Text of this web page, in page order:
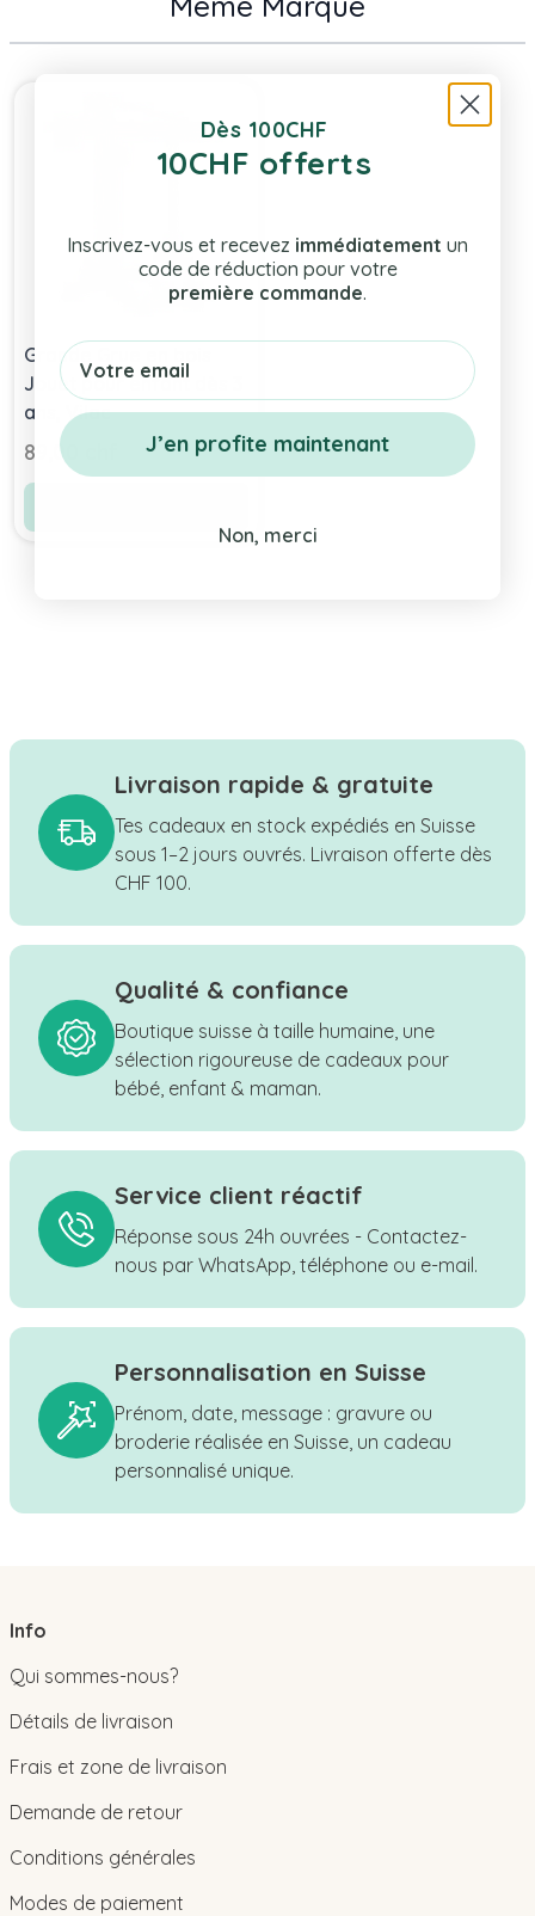
Grande Grue en bois
Jouet pour enfant dès 3
ans, Vilac
89,00 chf
Livraison rapide & gratuite
Tes cadeaux en stock expédiés en Suisse
sous 1–2 jours ouvrés. Livraison offerte dès
CHF 100.
Qualité & confiance
Boutique suisse à taille humaine, une
sélection rigoureuse de cadeaux pour
bébé, enfant & maman.
Service client réactif
Réponse sous 24h ouvrées - Contactez-
nous par WhatsApp, téléphone ou e-mail.
Personnalisation en Suisse
Prénom, date, message : gravure ou
broderie réalisée en Suisse, un cadeau
personnalisé unique.
Info
Qui sommes-nous?
Détails de livraison
Frais et zone de livraison
Demande de retour
Conditions générales
Modes de paiement
Dès 100CHF
10CHF offerts
Inscrivez-vous et recevez immédiatement un
code de réduction pour votre
première commande.
Email
J’en profite maintenant
Non, merci